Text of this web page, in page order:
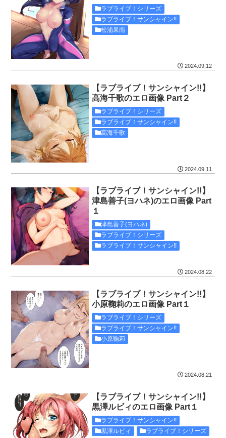
ラブライブ！シリーズ
ラブライブ！サンシャイン!!
松浦果南
2024.09.12
【ラブライブ！サンシャイン!!】
高海千歌のエロ画像 Part２
ラブライブ！シリーズ
ラブライブ！サンシャイン!!
高海千歌
2024.09.11
【ラブライブ！サンシャイン!!】
津島善子(ヨハネ)のエロ画像 Part
１
津島善子(ヨハネ)
ラブライブ！シリーズ
ラブライブ！サンシャイン!!
2024.08.22
【ラブライブ！サンシャイン!!】
小原鞠莉のエロ画像 Part１
ラブライブ！シリーズ
ラブライブ！サンシャイン!!
小原鞠莉
2024.08.21
【ラブライブ！サンシャイン!!】
黒澤ルビィのエロ画像 Part１
ラブライブ！サンシャイン!!
黒澤ルビィ
ラブライブ！シリーズ